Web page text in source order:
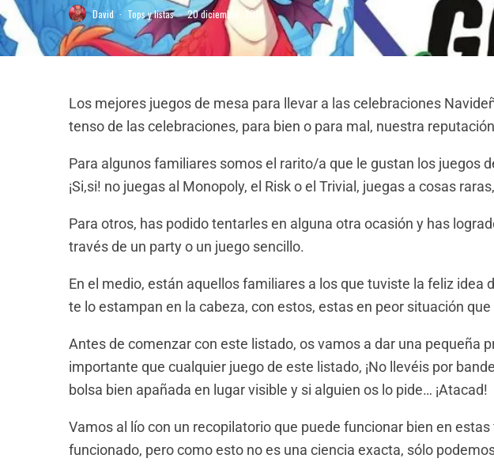
David · Tops y listas · 20 diciembre, 2019
Los mejores juegos de mesa para llevar a las celebraciones
tenso de las celebraciones, para bien o para mal, nuestra
Para algunos familiares somos el rarito/a que le gustan los juegos
¡Si,si! no juegas al Monopoly, el Risk o el Trivial, juegas a cosas
Para otros, has podido tentarles en alguna otra ocasión y has
través de un party o un juego sencillo.
En el medio, están aquellos familiares a los que tuviste la feliz idea
te lo estampan en la cabeza, con estos, estas en peor situación
Antes de comenzar con este listado, os vamos a dar una pequeña
importante que cualquier juego de este listado, ¡No llevéis por
bolsa bien apañada en lugar visible y si alguien os lo pide… ¡Atacad!
Vamos al lío con un recopilatorio que puede funcionar bien en
funcionado, pero como esto no es una ciencia exacta, sólo